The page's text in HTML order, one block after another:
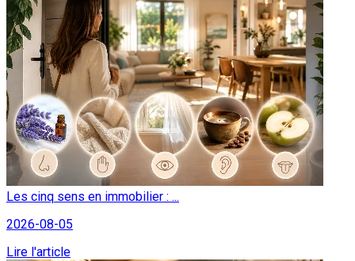
Les cinq sens en immobilier : ...
2026-08-05
Lire l'article